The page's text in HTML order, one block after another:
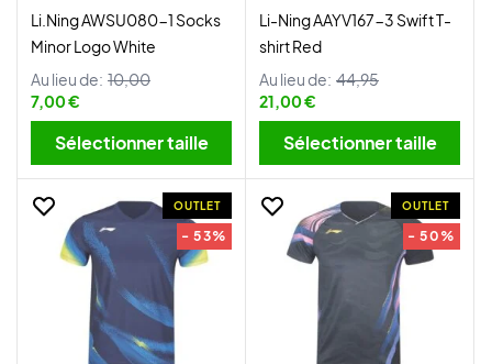
Li.Ning AWSU080-1 Socks
Minor Logo White
Au lieu de: 10,00
7,00 €
Sélectionner taille
Li-Ning AAYV167-3 Swift T-
shirt Red
Au lieu de: 44,95
21,00 €
Sélectionner taille
OUTLET
- 53%
OUTLET
- 50%